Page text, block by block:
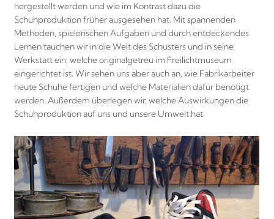
hergestellt werden und wie im Kontrast dazu die
Schuhproduktion früher ausgesehen hat. Mit spannenden
Methoden, spielerischen Aufgaben und durch entdeckendes
Lernen tauchen wir in die Welt des Schusters und in seine
Werkstatt ein, welche originalgetreu im Freilichtmuseum
eingerichtet ist. Wir sehen uns aber auch an, wie Fabrikarbeiter
heute Schuhe fertigen und welche Materialien dafür benötigt
werden. Außerdem überlegen wir, welche Auswirkungen die
Schuhproduktion auf uns und unsere Umwelt hat.